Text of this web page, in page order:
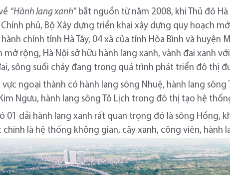
“Hành lang xanh” bắt nguồn từ năm 2008, khi Thủ đô
Chính phủ, Bộ Xây dựng triển khai xây dựng quy hoạch
chính tỉnh Hà Tây, 04 xã của tỉnh Hòa Bình và huyện
mở rộng, Hà Nội sở hữu hành lang xanh, vành đai xanh
sông suối chảy đang trong quá trình phát triển đô thị
vực ngoại thành có hành lang sông Nhuệ, hành lang
Ngưu, hành lang sông Tô Lịch trong đô thị tạo hệ
01 dải hành lang xanh rất quan trọng đó là sông Hồng,
là hệ thống không gian, cây xanh, công viên, hành